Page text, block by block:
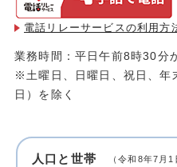
電話リレーサービスの利用方
業務時間：平日午前8時30分
※土曜日、日曜日、祝日、年
日）を除く
人口と世帯 （令和8年7月1